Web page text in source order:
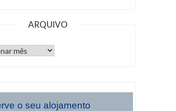
ARQUIVO
o seu alojamento